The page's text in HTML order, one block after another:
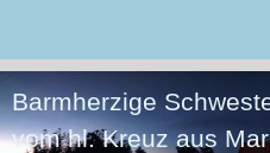
Barmherzige
vom hl. Kreuz aus